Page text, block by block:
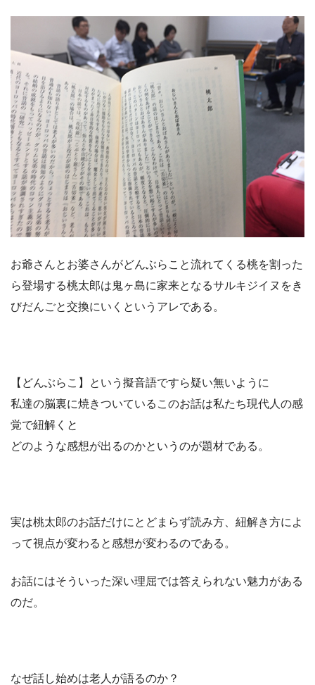
お爺さんとお婆さんがどんぶらこと流れてくる桃を割った
ら登場する桃太郎は鬼ヶ島に家来となるサルキジイヌをき
びだんごと交換にいくというアレである。
【どんぶらこ】という擬音語ですら疑い無いように
私達の脳裏に焼きついているこのお話は私たち現代人の感
覚で紐解くと
どのような感想が出るのかというのが題材である。
実は桃太郎のお話だけにとどまらず読み方、紐解き方によ
って視点が変わると感想が変わるのである。
お話にはそういった深い理屈では答えられない魅力がある
のだ。
なぜ話し始めは老人が語るのか？